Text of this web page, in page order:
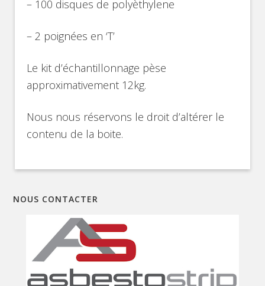
– 100 disques de polyèthylene
– 2 poignées en ‘T’
Le kit d’échantillonnage pèse
approximativement 12kg.
Nous nous réservons le droit d’altérer le
contenu de la boite.
NOUS CONTACTER